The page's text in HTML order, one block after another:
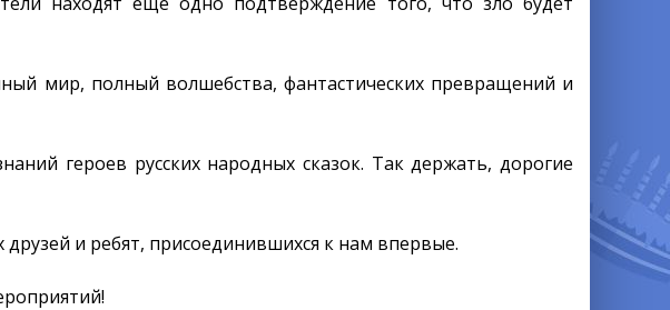
мир, полный волшебства, фантастических превращений и
героев русских народных сказок. Так держать, дорогие
и ребят, присоединившихся к нам впервые.